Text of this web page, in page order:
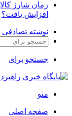
افزایش یافت؟
نوشته تصادفی
جستجو برای
منو
صفحه اصلی